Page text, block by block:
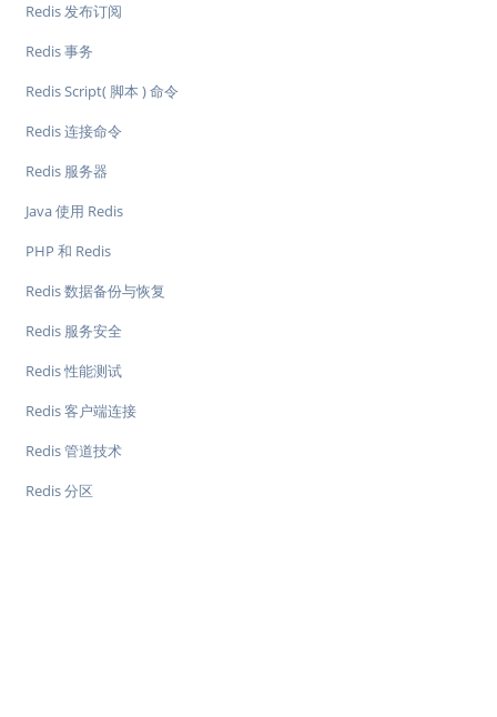
Redis 发布订阅
Redis 事务
Redis Script( 脚本 ) 命令
Redis 连接命令
Redis 服务器
Java 使用 Redis
PHP 和 Redis
Redis 数据备份与恢复
Redis 服务安全
Redis 性能测试
Redis 客户端连接
Redis 管道技术
Redis 分区